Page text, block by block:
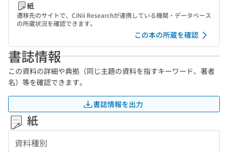
紙
遷移先のサイトで、CiNii Researchが連携している機関・データベース
の所蔵状況を確認できます。
この本の所蔵を確認
書誌情報
この資料の詳細や典拠（同じ主題の資料を指すキーワード、著者
名）等を確認できます。
書誌情報を出力
紙
資料種別